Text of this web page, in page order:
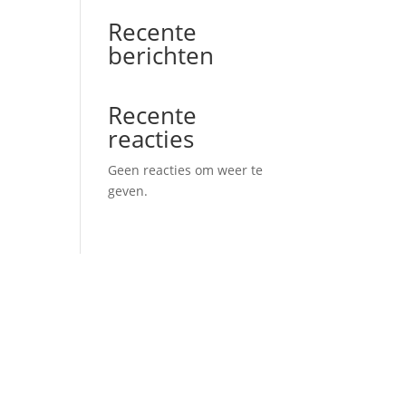
Recente
berichten
Recente
reacties
Geen reacties om weer te
geven.